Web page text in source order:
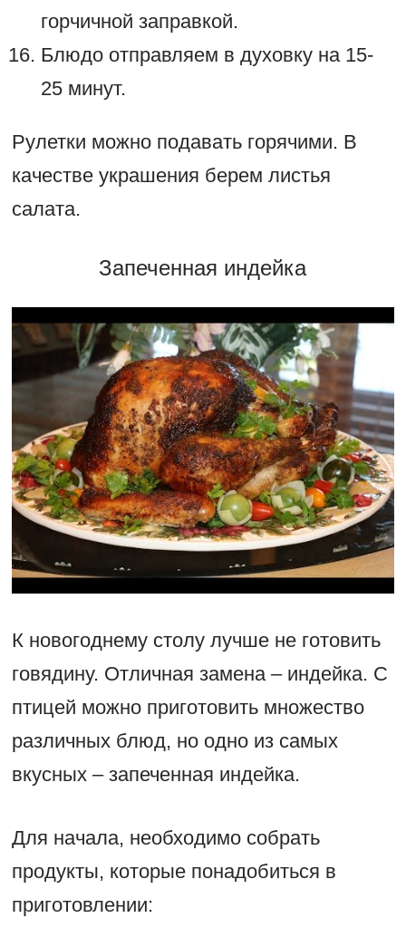
горчичной заправкой.
Блюдо отправляем в духовку на 15-
25 минут.
Рулетки можно подавать горячими. В
качестве украшения берем листья
салата.
Запеченная индейка
К новогоднему столу лучше не готовить
говядину. Отличная замена – индейка. С
птицей можно приготовить множество
различных блюд, но одно из самых
вкусных – запеченная индейка.
Для начала, необходимо собрать
продукты, которые понадобиться в
приготовлении: